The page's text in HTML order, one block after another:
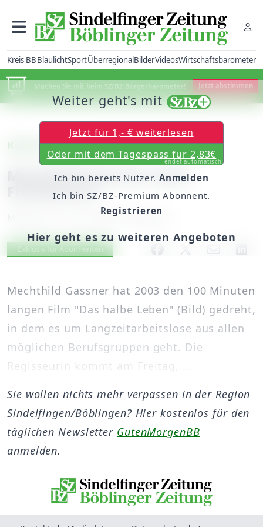
Kreis BBBlaulichtSportÜberregionalBilderVideosWirtschaftsbarometer
Machen Sie mit beim SZ/BZ-Bürgerbarometer! Jetzt abstimmen
Kulturszene (I)
Mechthild Gassner beim
Filmfestival
Mittwoch, 27. Juni 2007, 00:00 Uhr
Artikel vorlesen
Exklusiv für Abonnenten
Mechthild Gassner hat 2003 den 100 Minuten
langen Film "Das halbe Leben" (Bild) gedreht,
in dem es um Langzeitarbeitslose aus allen
möglichen Berufsgruppen geht. Die
Regisseurin kommt am Freitag, ...
Weiter geht's mit
Jetzt für 1,- € weiterlesen
Oder mit dem Tagespass für 2,83€
endet automatisch
Ich bin bereits Nutzer. Anmelden
Ich bin SZ/BZ-Premium Abonnent.
Registrieren
Hier geht es zu weiteren Angeboten
Sie wollen nichts mehr verpassen in der Region
Sindelfingen/Böblingen? Hier kostenlos für den
täglichen Newsletter GutenMorgenBB
anmelden.